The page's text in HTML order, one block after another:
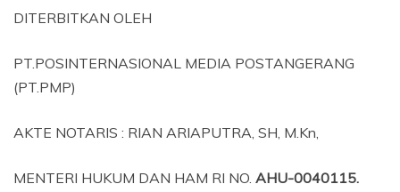
DITERBITKAN OLEH
PT.POSINTERNASIONAL MEDIA POSTANGERANG
(PT.PMP)
AKTE NOTARIS : RIAN ARIAPUTRA, SH, M.Kn,
MENTERI HUKUM DAN HAM RI NO. AHU-0040115.